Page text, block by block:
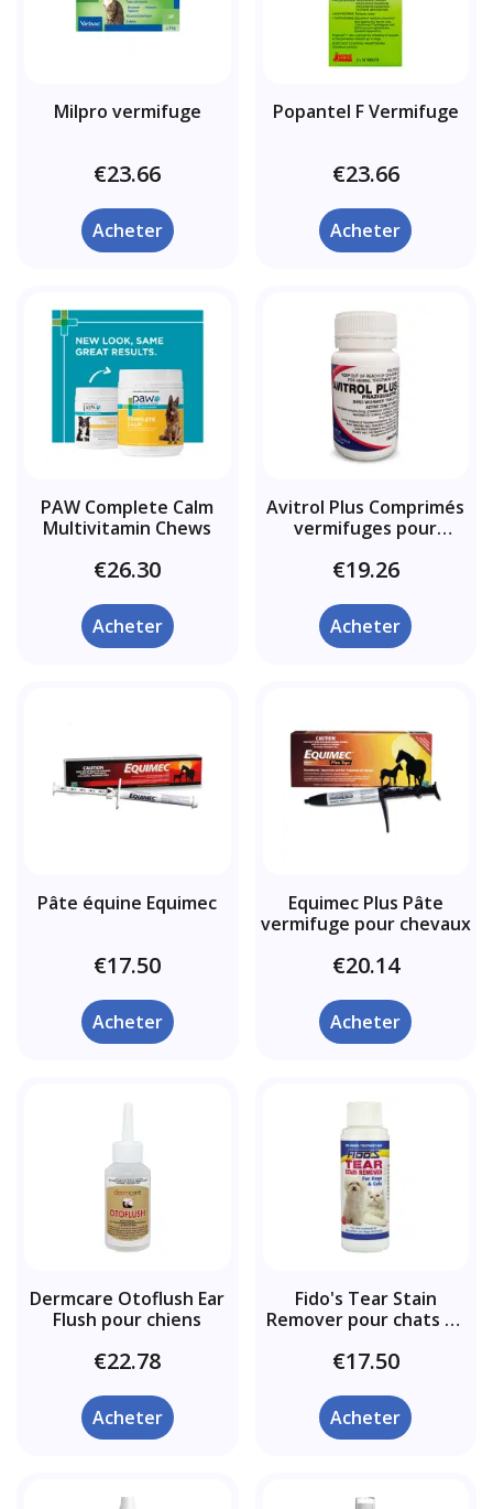
Milpro vermifuge
€23.66
Acheter
Popantel F Vermifuge
€23.66
Acheter
PAW Complete Calm
Multivitamin Chews
€26.30
Acheter
Avitrol Plus Comprimés
vermifuges pour
€19.26
Acheter
Pâte équine Equimec
€17.50
Acheter
Equimec Plus Pâte
vermifuge pour chevaux
€20.14
Acheter
Dermcare Otoflush Ear
Flush pour chiens
€22.78
Acheter
Fido's Tear Stain
Remover pour chats et
€17.50
Acheter